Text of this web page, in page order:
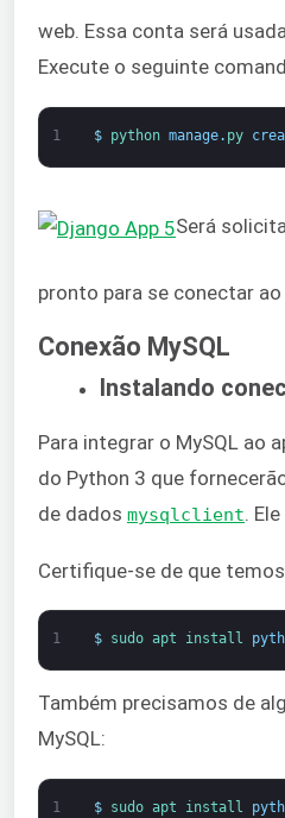
web. Essa conta será
Execute o seguinte
1 $ python manage. py
Será
pronto para se conectar ao
Conexão MySQL
Instalando
Para integrar o MySQL ao
do Python 3 que
de dados mysqlclient .
Certifique-se de que
1 $ sudo apt install
Também precisamos de
MySQL:
1 $ sudo apt install